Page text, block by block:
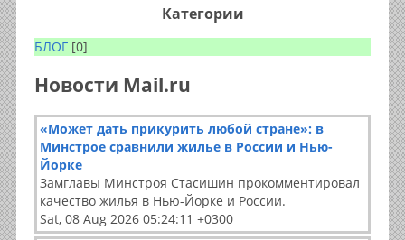
Категории
БЛОГ [0]
Новости Mail.ru
«Может дать прикурить любой стране»: в
Минстрое сравнили жилье в России и Нью-
Йорке
Замглавы Минстроя Стасишин прокомментировал
качество жилья в Нью-Йорке и России.
Sat, 08 Aug 2026 05:24:11 +0300